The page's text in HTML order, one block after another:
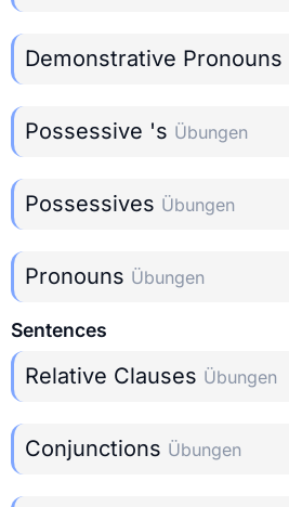
Demonstrative Pronouns
Possessive 's Übungen
Possessives Übungen
Pronouns Übungen
Sentences
Relative Clauses Übungen
Conjunctions Übungen